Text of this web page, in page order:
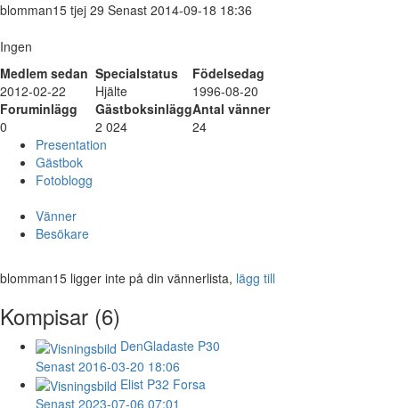
blomman15 tjej 29 Senast 2014-09-18 18:36
Ingen
Medlem sedan Specialstatus
Födelsedag
2012-02-22
Hjälte
1996-08-20
Foruminlägg
GästboksinläggAntal vänner
0
2 024
24
Presentation
Gästbok
Fotoblogg
Vänner
Besökare
blomman15 ligger inte på din vännerlista, lägg till
Kompisar (6)
DenGladaste P30
Senast 2016-03-20 18:06
Elist P32 Forsa
Senast 2023-07-06 07:01